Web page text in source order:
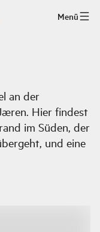
Menü
an der
Hier findest
im Süden, der
und eine